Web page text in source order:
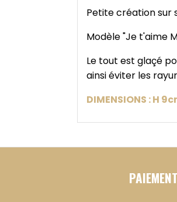
Petite création sur
Modèle "Je t'aime
Le tout est glaçé
ainsi éviter les
DIMENSIONS : H